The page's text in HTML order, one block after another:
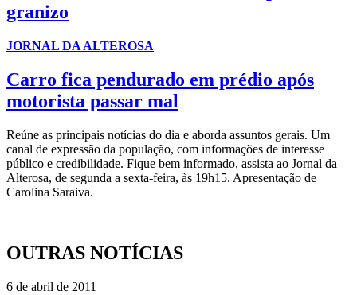
granizo
JORNAL DA ALTEROSA
Carro fica pendurado em prédio após
motorista passar mal
Reúne as principais notícias do dia e aborda assuntos gerais. Um
canal de expressão da população, com informações de interesse
público e credibilidade. Fique bem informado, assista ao Jornal da
Alterosa, de segunda a sexta-feira, às 19h15. Apresentação de
Carolina Saraiva.
OUTRAS NOTÍCIAS
6 de abril de 2011